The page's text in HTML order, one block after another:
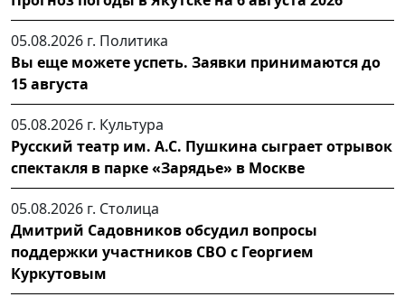
05.08.2026 г. Политика
Вы еще можете успеть. Заявки принимаются до
15 августа
05.08.2026 г. Культура
Русский театр им. А.С. Пушкина сыграет отрывок
спектакля в парке «Зарядье» в Москве
05.08.2026 г. Столица
Дмитрий Садовников обсудил вопросы
поддержки участников СВО с Георгием
Куркутовым